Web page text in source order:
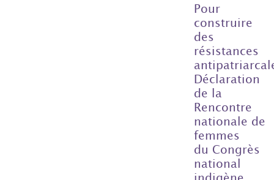
Pour
construire
des
résistances
Déclaration
de la
Rencontre
nationale de
femmes
du Congrès
national
indigène,